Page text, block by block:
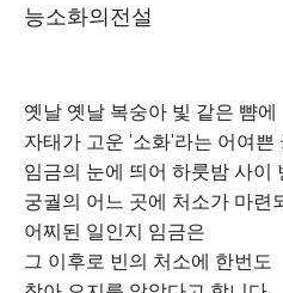
능소화의전설
옛날 옛날 복숭아 빛 같은 뺨에
자태가 고운 '소화'라는 어여쁜
임금의 눈에 띄어 하룻밤 사이
궁궐의 어느 곳에 처소가 마련
어찌된 일인지 임금은
그 이후로 빈의 처소에 한번도